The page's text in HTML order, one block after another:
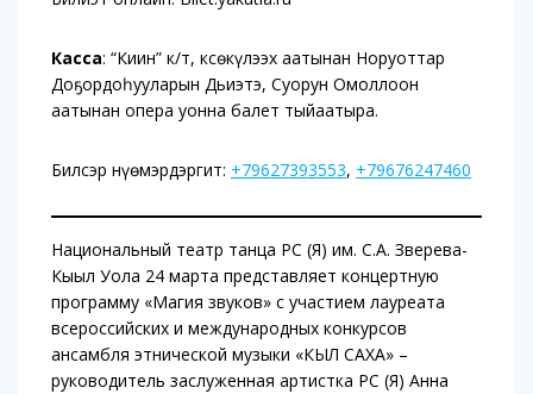
Касса: “Киин” к/т, Өксөкүлээх аатынан Норуоттар
Доҕордоһууларын Дьиэтэ, Суорун Омоллоон
аатынан опера уонна балет тыйаатыра.
Билсэр нүөмэрдэргит: +79627393553, +79676247460
Национальный театр танца РС (Я) им. С.А. Зверева-
Кыыл Уола 24 марта представляет концертную
программу «Магия звуков» с участием лауреата
всероссийских и международных конкурсов
ансамбля этнической музыки «КЫЛ САХА» –
руководитель заслуженная артистка РС (Я) Анна